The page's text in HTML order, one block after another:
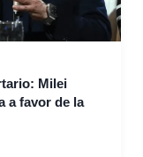
Milei
a favor de la